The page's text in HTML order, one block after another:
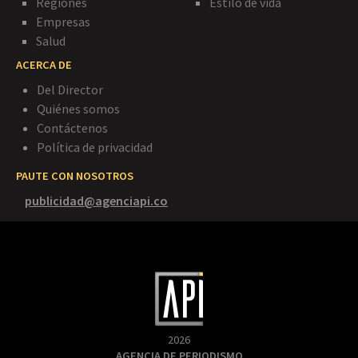
Empresas
Salud
ACERCA DE
Del Director
Quiénes somos
Contáctenos
Política de privacidad
PAUTE CON NOSOTROS
publicidad@agenciapi.co
2026